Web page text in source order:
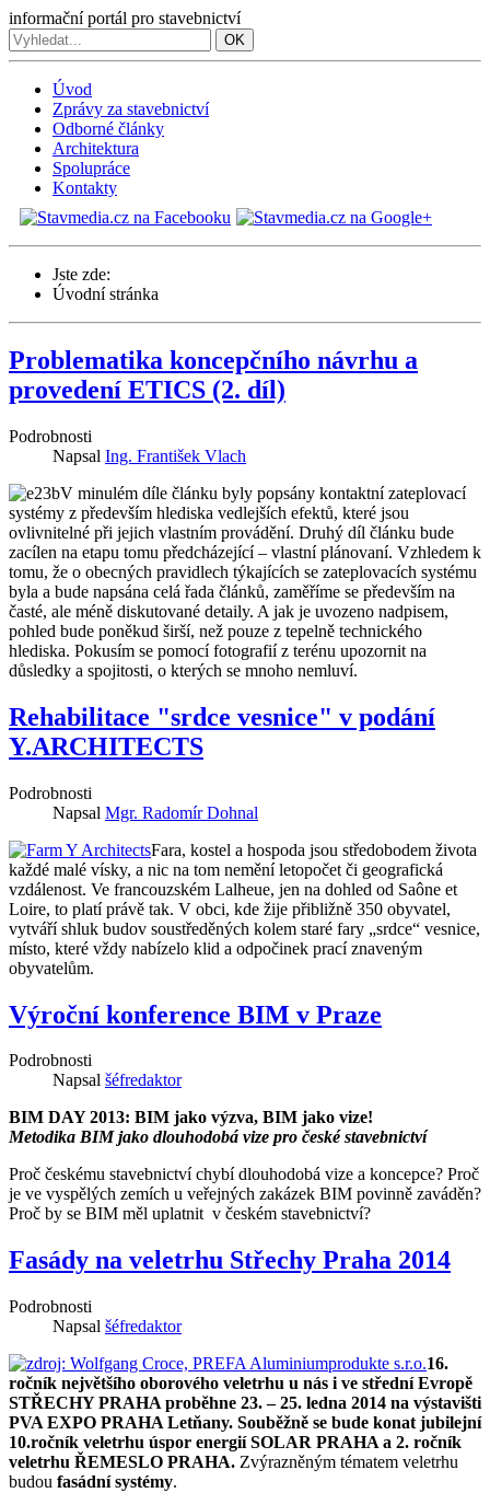
informační portál pro stavebnictví
OK
Úvod
Zprávy za stavebnictví
Odborné články
Architektura
Spolupráce
Kontakty
Jste zde:
Úvodní stránka
Problematika koncepčního návrhu a
provedení ETICS (2. díl)
Podrobnosti
Napsal Ing. František Vlach
V minulém díle článku byly popsány kontaktní zateplovací
systémy z především hlediska vedlejších efektů, které jsou
ovlivnitelné při jejich vlastním provádění. Druhý díl článku bude
zacílen na etapu tomu předcházející – vlastní plánovaní. Vzhledem k
tomu, že o obecných pravidlech týkajících se zateplovacích systému
byla a bude napsána celá řada článků, zaměříme se především na
časté, ale méně diskutované detaily. A jak je uvozeno nadpisem,
pohled bude poněkud širší, než pouze z tepelně technického
hlediska. Pokusím se pomocí fotografií z terénu upozornit na
důsledky a spojitosti, o kterých se mnoho nemluví.
Rehabilitace "srdce vesnice" v podání
Y.ARCHITECTS
Podrobnosti
Napsal Mgr. Radomír Dohnal
Fara, kostel a hospoda jsou středobodem života
každé malé vísky, a nic na tom nemění letopočet či geografická
vzdálenost. Ve francouzském Lalheue, jen na dohled od Saône et
Loire, to platí právě tak. V obci, kde žije přibližně 350 obyvatel,
vytváří shluk budov soustředěných kolem staré fary „srdce“ vesnice,
místo, které vždy nabízelo klid a odpočinek prací znaveným
obyvatelům.
Výroční konference BIM v Praze
Podrobnosti
Napsal šéfredaktor
BIM DAY 2013: BIM jako výzva, BIM jako vize!
Metodika BIM jako dlouhodobá vize pro české stavebnictví
Proč českému stavebnictví chybí dlouhodobá vize a koncepce? Proč
je ve vyspělých zemích u veřejných zakázek BIM povinně zaváděn?
Proč by se BIM měl uplatnit v českém stavebnictví?
Fasády na veletrhu Střechy Praha 2014
Podrobnosti
Napsal šéfredaktor
16.
ročník největšího oborového veletrhu u nás i ve střední Evropě
STŘECHY PRAHA proběhne 23. – 25. ledna 2014 na výstavišti
PVA EXPO PRAHA Letňany. Souběžně se bude konat jubilejní
10.ročník veletrhu úspor energií SOLAR PRAHA a 2. ročník
veletrhu ŘEMESLO PRAHA. Zvýrazněným tématem veletrhu
budou fasádní systémy.